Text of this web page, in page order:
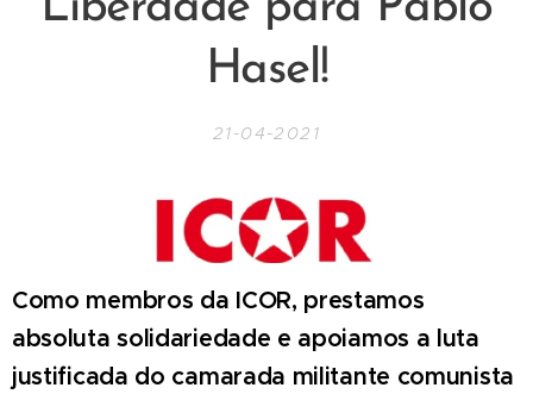
Hasel!
21-04-2021
Como membros da ICOR, prestamos
absoluta solidariedade e apoiamos a luta
justificada do camarada militante comunista